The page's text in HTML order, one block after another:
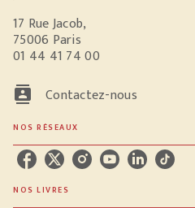
17 Rue Jacob,
75006 Paris
01 44 41 74 00
contacts Contactez-nous
NOS RÉSEAUX
NOS LIVRES